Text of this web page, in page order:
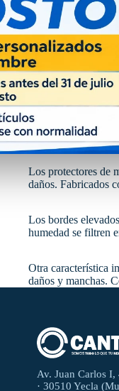
Los protectores de
daños. Fabricados
Los bordes
humedad se filtren
Otra característica
daños y manchas.
Av. Juan Carlos I,
· 30510 Yecla